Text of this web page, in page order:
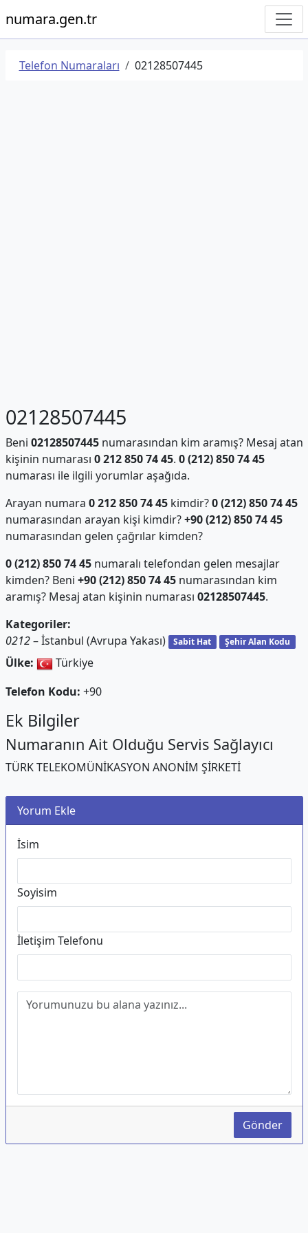
numara.gen.tr
Telefon Numaraları 02128507445
02128507445
Beni 02128507445numarasından kim aramış? Mesaj atan
kişinin numarası 0 212 850 74 45. 0 (212) 850 74 45
numarası ile ilgili yorumlar aşağıda.
Arayan numara 0 212 850 74 45kimdir?0 (212) 850 74 45
numarasından arayan kişi kimdir?+90 (212) 850 74 45
numarasından gelen çağrılar kimden?
0 (212) 850 74 45numaralı telefondan gelen mesajlar
kimden? Beni +90 (212) 850 74 45numarasından kim
aramış? Mesaj atan kişinin numarası 02128507445.
Kategoriler:
0212– İstanbul (Avrupa Yakası) Sabit Hat Şehir Alan Kodu
Ülke:
Türkiye
Telefon Kodu: +90
Ek Bilgiler
Numaranın Ait Olduğu Servis Sağlayıcı
TÜRK TELEKOMÜNİKASYON ANONİM ŞİRKETİ
Yorum Ekle
İsim
Soyisim
İletişim Telefonu
Gönder